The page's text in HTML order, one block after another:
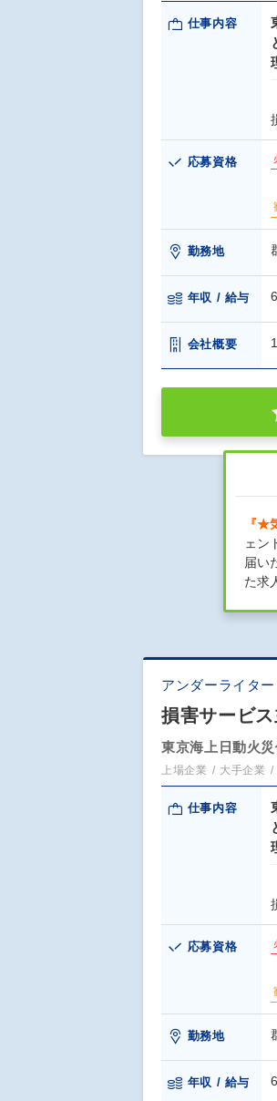
仕事内容
応募資格
勤務地
年収 / 給与
会社概要
『★
ェン
届い
た求
アンダーライタ
損害サービ
東京海上日動火
上場企業 大手企業
仕事内容
応募資格
勤務地
年収 / 給与